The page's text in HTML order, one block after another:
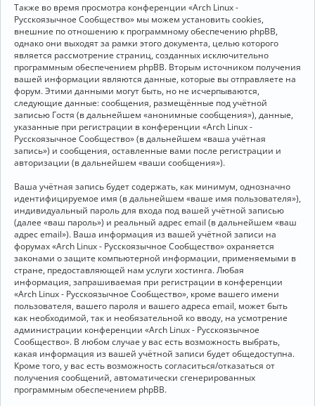
Также во время просмотра конференции «Arch Linux -
Русскоязычное Сообщество» мы можем установить cookies,
внешние по отношению к программному обеспечению phpBB,
однако они выходят за рамки этого документа, целью которого
является рассмотрение страниц, созданных исключительно
программным обеспечением phpBB. Вторым источником получения
вашей информации являются данные, которые вы отправляете на
форум. Этими данными могут быть, но не исчерпываются,
следующие данные: сообщения, размещённые под учётной
записью Гостя (в дальнейшем «анонимные сообщения»), данные,
указанные при регистрации в конференции «Arch Linux -
Русскоязычное Сообщество» (в дальнейшем «ваша учётная
запись») и сообщения, оставленные вами после регистрации и
авторизации (в дальнейшем «ваши сообщения»).
Ваша учётная запись будет содержать, как минимум, однозначно
идентифицируемое имя (в дальнейшем «ваше имя пользователя»),
индивидуальный пароль для входа под вашей учётной записью
(далее «ваш пароль») и реальный адрес email (в дальнейшем «ваш
адрес email»). Ваша информация из вашей учётной записи на
форумах «Arch Linux - Русскоязычное Сообщество» охраняется
законами о защите компьютерной информации, применяемыми в
стране, предоставляющей нам услуги хостинга. Любая
информация, запрашиваемая при регистрации в конференции
«Arch Linux - Русскоязычное Сообщество», кроме вашего имени
пользователя, вашего пароля и вашего адреса email, может быть
как необходимой, так и необязательной ко вводу, на усмотрение
администрации конференции «Arch Linux - Русскоязычное
Сообщество». В любом случае у вас есть возможность выбрать,
какая информация из вашей учётной записи будет общедоступна.
Кроме того, у вас есть возможность согласиться/отказаться от
получения сообщений, автоматически сгенерированных
программным обеспечением phpBB.